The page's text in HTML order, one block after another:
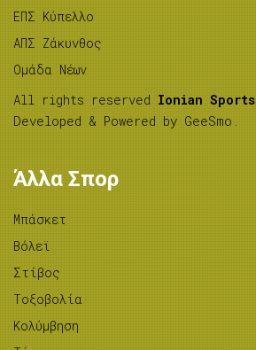
ΕΠΣ Κύπελλο
ΑΠΣ Ζάκυνθος
Ομάδα Νέων
All rights reserved Ionian Sports
Developed & Powered by GeeSmo .
Άλλα Σπορ
Μπάσκετ
Βόλεϊ
Στίβος
Tοξοβολία
Κολύμβηση